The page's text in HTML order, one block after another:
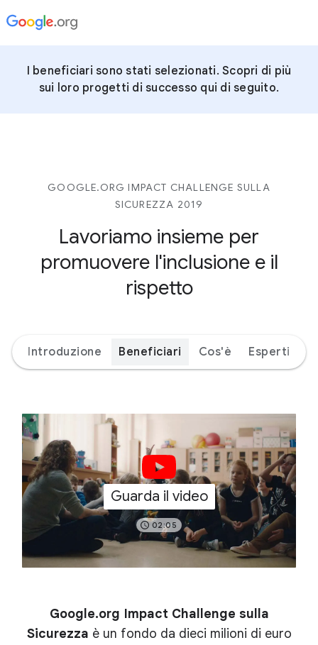
I beneficiari sono stati selezionati. Scopri di più
sui loro progetti di successo qui di seguito.
GOOGLE.ORG IMPACT CHALLENGE SULLA
SICUREZZA 2019
Lavoriamo insieme per
promuovere l'inclusione e il
rispetto
Introduzione Beneficiari Cos'è Esperti
Guarda il video
02:05
Google.org Impact Challenge sulla
Sicurezza è un fondo da dieci milioni di euro